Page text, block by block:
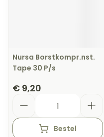
Nursa Borstkompr.nst.
Tape 30 P/s
€ 9,20
Bestel